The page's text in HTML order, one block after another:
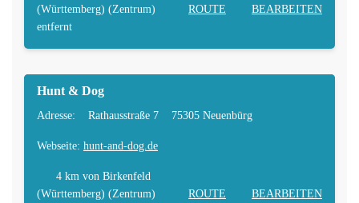
(Württemberg) (Zentrum)
entfernt
ROUTE BEARBEITEN
Hunt & Dog
Adresse: Rathausstraße 7 75305 Neuenbürg
Webseite: hunt-and-dog.de
4 km von Birkenfeld
(Württemberg) (Zentrum)
ROUTE BEARBEITEN